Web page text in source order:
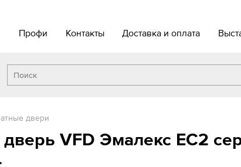
Профи Контакты Доставка и оплата
двери
VFD Эмалекс EC2